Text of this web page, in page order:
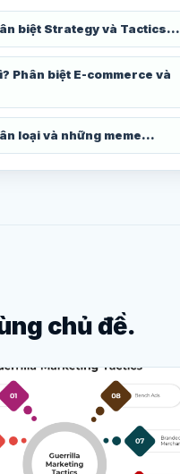
biệt Strategy và Tactics...
Phân biệt E-commerce và
loại và những meme...
chủ đề.